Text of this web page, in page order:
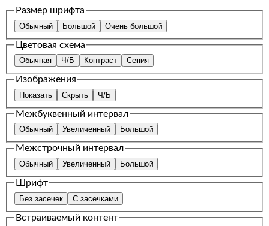
Размер шрифта
Обычный Большой Очень большой
Цветовая схема
Обычная Ч/Б Контраст Сепия
Изображения
Показать Скрыть Ч/Б
Межбуквенный интервал
Обычный Увеличенный Большой
Межстрочный интервал
Обычный Увеличенный Большой
Шрифт
Без засечек С засечками
Встраиваемый контент